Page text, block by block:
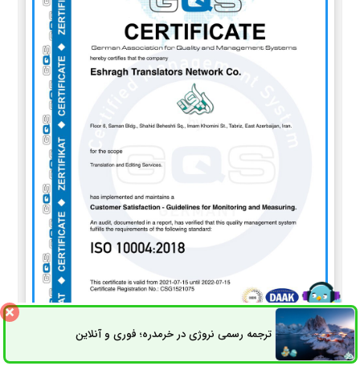
ترجمه رسمی نروژی در خرمدره؛ فوری و آنلاینثبت سفارش راه های ارتباطی